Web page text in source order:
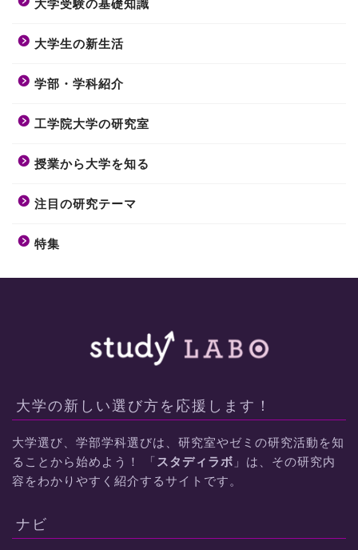
大学受験の基礎知識
大学生の新生活
学部・学科紹介
工学院大学の研究室
授業から大学を知る
注目の研究テーマ
特集
大学の新しい選び方を応援します！
大学選び、学部学科選びは、研究室やゼミの研究活動を知
ることから始めよう！ 「 スタディラボ 」は、その研究内
容をわかりやすく紹介するサイトです。
ナビ